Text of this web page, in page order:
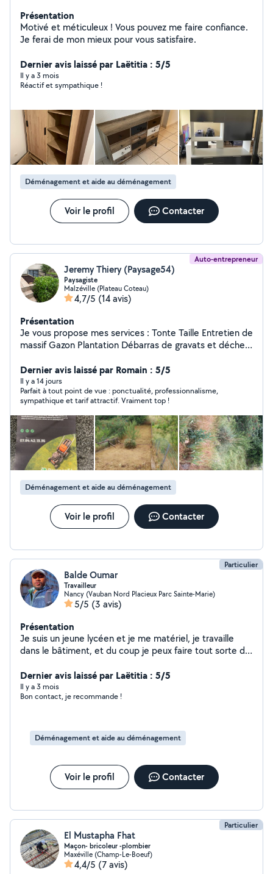
Présentation
Motivé et méticuleux ! Vous pouvez me faire confiance.
Je ferai de mon mieux pour vous satisfaire.
Dernier avis laissé par Laëtitia : 5/5
Il y a 3 mois
Réactif et sympathique !
Déménagement et aide au déménagement
Voir le profil Contacter
Auto-entrepreneur
Jeremy Thiery (Paysage54)
Paysagiste
Malzéville (Plateau Coteau)
4,7/5 (14 avis)
Présentation
Je vous propose mes services : Tonte Taille Entretien de
massif Gazon Plantation Débarras de gravats et déchet
Dernier avis laissé par Romain : 5/5
Il y a 14 jours
Parfait à tout point de vue : ponctualité, professionnalisme,
sympathique et tarif attractif. Vraiment top !
Déménagement et aide au déménagement
Voir le profil Contacter
Particulier
Balde Oumar
Travailleur
Nancy (Vauban Nord Placieux Parc Sainte-Marie)
5/5 (3 avis)
Présentation
Je suis un jeune lycéen et je me matériel, je travaille
dans le bâtiment, et du coup je peux faire tout sorte de
un particulier
Dernier avis laissé par Laëtitia : 5/5
Il y a 3 mois
Bon contact, je recommande !
Déménagement et aide au déménagement
Voir le profil Contacter
Particulier
El Mustapha Fhat
Maçon- bricoleur -plombier
Maxéville (Champ-Le-Boeuf)
4,4/5 (7 avis)